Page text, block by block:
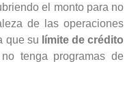
el monto para no
de las operaciones
que su límite de crédito
tenga programas de